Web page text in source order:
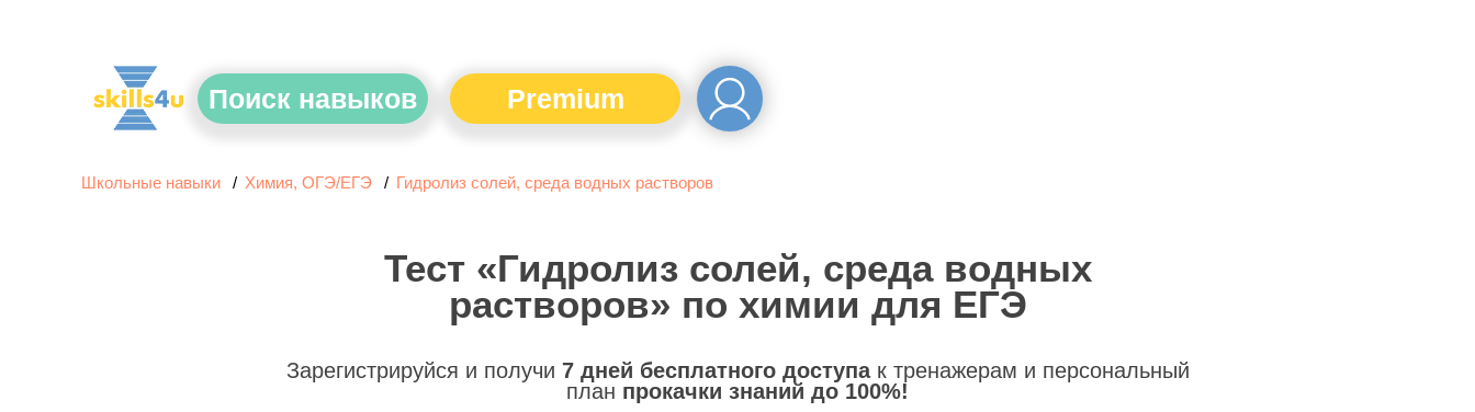
Поиск навыков Premium
Школьные навыки Химия, ОГЭ/ЕГЭ Гидролиз солей, среда водных растворов
Тест «Гидролиз солей, среда водных
растворов» по химии для ЕГЭ
Зарегистрируйся и получи 7 дней бесплатного доступак тренажерам и персональный
план прокачки знаний до 100%!